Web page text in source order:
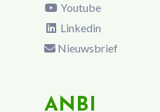
Youtube
Linkedin
Nieuwsbrief
ANBI